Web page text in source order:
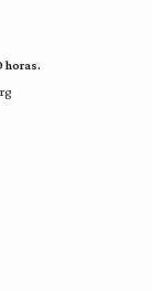
horas.